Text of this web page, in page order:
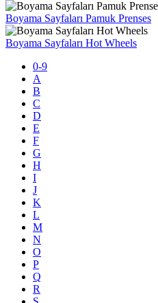
Boyama Sayfaları Pamuk Prenses
Boyama Sayfaları Hot Wheels
0-9
A
B
C
D
E
F
G
H
I
J
K
L
M
N
O
P
Q
R